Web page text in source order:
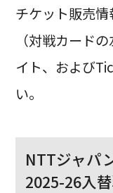
チケット販売
（対戦カード
イト、および
い。
NTTジャパ
2025-26入